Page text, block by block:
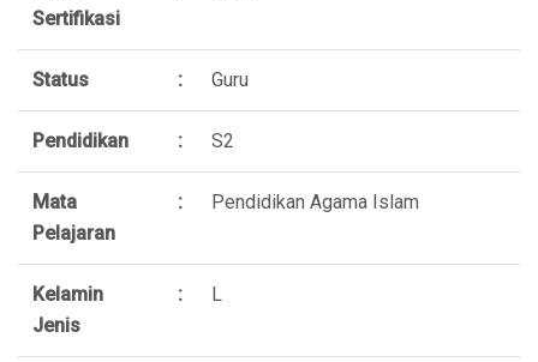
Sertifikasi
Status : Guru
Pendidikan : S2
Mata
Pelajaran
: Pendidikan Agama Islam
Kelamin
Jenis
: L